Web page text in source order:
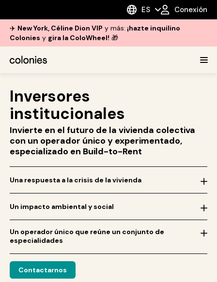
ES Conexión
✈️ New York, Céline Dion VIP y más: ¡hazte inquilino
Colonies y gira la ColoWheel! 🎁
Inversores
institucionales
Invierte en el futuro de la vivienda colectiva
con un operador único y experimentado,
especializado en Build-to-Rent
Una respuesta a la crisis de la vivienda
Ofrecer nuevas soluciones de vivienda convirtiendo
oficinas o hoteles en residencias
Un impacto ambiental y social
Un operador único que reúne un conjunto de
especialidades
Contactarnos